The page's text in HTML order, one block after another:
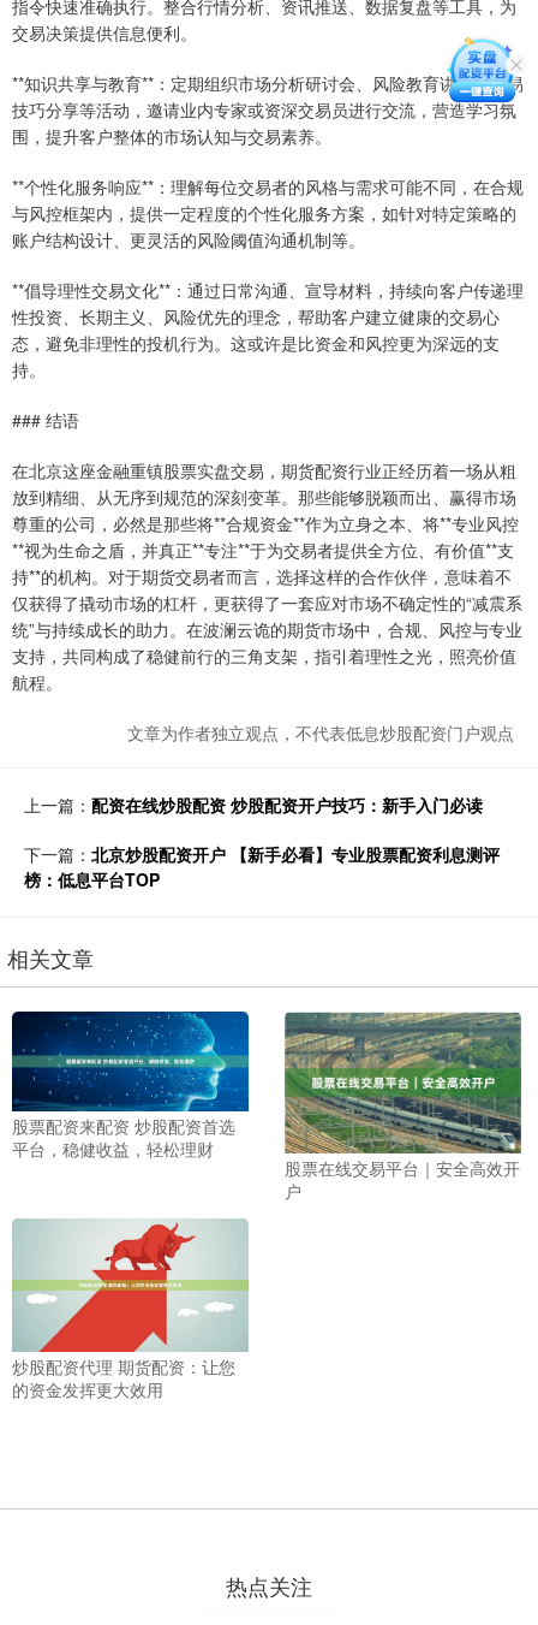
指令快速准确执行。整合行情分析、资讯推送、数据复盘等工具，为
交易决策提供信息便利。
**知识共享与教育**：定期组织市场分析研讨会、风险教育讲座、交易
技巧分享等活动，邀请业内专家或资深交易员进行交流，营造学习氛
围，提升客户整体的市场认知与交易素养。
**个性化服务响应**：理解每位交易者的风格与需求可能不同，在合规
与风控框架内，提供一定程度的个性化服务方案，如针对特定策略的
账户结构设计、更灵活的风险阈值沟通机制等。
**倡导理性交易文化**：通过日常沟通、宣导材料，持续向客户传递理
性投资、长期主义、风险优先的理念，帮助客户建立健康的交易心
态，避免非理性的投机行为。这或许是比资金和风控更为深远的支
持。
### 结语
在北京这座金融重镇股票实盘交易，期货配资行业正经历着一场从粗
放到精细、从无序到规范的深刻变革。那些能够脱颖而出、赢得市场
尊重的公司，必然是那些将**合规资金**作为立身之本、将**专业风控
**视为生命之盾，并真正**专注**于为交易者提供全方位、有价值**支
持**的机构。对于期货交易者而言，选择这样的合作伙伴，意味着不
仅获得了撬动市场的杠杆，更获得了一套应对市场不确定性的“减震系
统”与持续成长的助力。在波澜云诡的期货市场中，合规、风控与专业
支持，共同构成了稳健前行的三角支架，指引着理性之光，照亮价值
航程。
文章为作者独立观点，不代表低息炒股配资门户观点
上一篇： 配资在线炒股配资 炒股配资开户技巧：新手入门必读
下一篇： 北京炒股配资开户 【新手必看】专业股票配资利息测评
榜：低息平台TOP
相关文章
股票配资来配资 炒股配资首选
平台，稳健收益，轻松理财
股票在线交易平台｜安全高效开
户
炒股配资代理 期货配资：让您
的资金发挥更大效用
热点关注